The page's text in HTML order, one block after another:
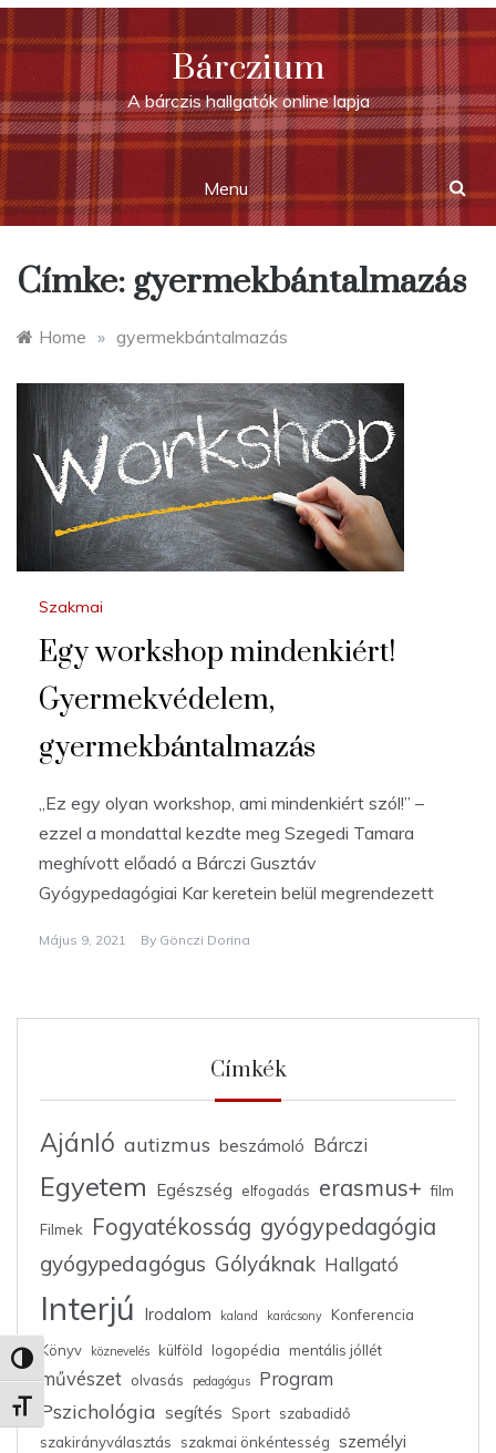
Nagy kontraszt váltása
Betűméret váltása
Skip
to
content
Bárczium
A bárczis hallgatók online lapja
Menu
Címke: gyermekbántalmazás
Home » gyermekbántalmazás
Szakmai
Egy workshop mindenkiért!
Gyermekvédelem,
gyermekbántalmazás
„Ez egy olyan workshop, ami mindenkiért szól!” –
ezzel a mondattal kezdte meg Szegedi Tamara
meghívott előadó a Bárczi Gusztáv
Gyógypedagógiai Kar keretein belül megrendezett
Május 9, 2021 By Gönczi Dorina
Címkék
Ajánló autizmus beszámoló Bárczi
Egyetem Egészség elfogadás erasmus+ film
Filmek Fogyatékosság gyógypedagógia
gyógypedagógus Gólyáknak Hallgató
Interjú Irodalom kaland karácsony
Konferencia
Könyv
köznevelés külföld logopédia mentális jóllét
művészet olvasás pedagógus Program
Pszichológia segítés Sport szabadidő
szakirányválasztás
szakmai önkéntesség személyi